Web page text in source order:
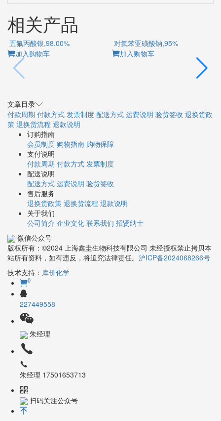
相关产品
五氟丙酸银,98.00%
加入购物车
对氟苯亚磺酸钠,95%
加入购物车
文章目录
付款周期 付款方式 发票制度 配送方式 运费说明 验货签收 退换货政
策 退换货流程 退款说明
订购指南
会员制度 购物指南 购物保障
支付说明
付款周期 付款方式 发票制度
配送说明
配送方式 运费说明 验货签收
售后服务
退换货政策 退换货流程 退款说明
关于我们
公司简介 企业文化 联系我们 招贤纳士
微信公众号
版权所有：©2024 上海鑫圭生物科技有限公司 未经授权禁止拷贝本
站所有资料，如有违反，将追究法律责任。 沪ICP备2024068266号
技术支持： 库价化学
0
227449558
朱经理
朱经理 17501653713
扫码关注公众号